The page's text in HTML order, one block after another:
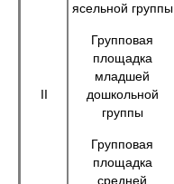
II
ясельной группы
Групповая
площадка
младшей
дошкольной
группы
Групповая
площадка
средней